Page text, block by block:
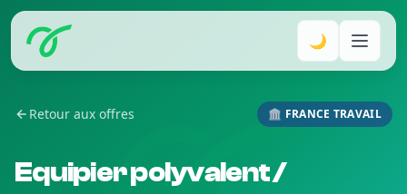
🌙
Retour aux offres 🏛️ FRANCE TRAVAIL
Equipier polyvalent /